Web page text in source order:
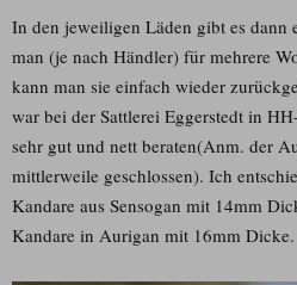
In den jeweiligen Läden gibt es dann
man (je nach Händler) für mehrere
kann man sie einfach wieder
war bei der Sattlerei Eggerstedt in
sehr gut und nett beraten(Anm. der
mittlerweile geschlossen). Ich
Kandare aus Sensogan mit 14mm
Kandare in Aurigan mit 16mm Dicke.